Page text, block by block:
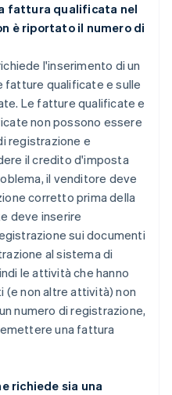
fattura qualificata nel
è riportato il numero di
l'inserimento di un
fatture qualificate e sulle
Le fatture qualificate e
non possono essere
registrazione e
il credito d'imposta
il venditore deve
corretto prima della
deve inserire
sui documenti
al sistema di
le attività che hanno
(e non altre attività) non
numero di registrazione,
una fattura
richiede sia una